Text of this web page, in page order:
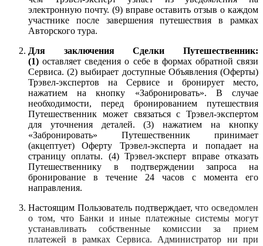
электронную почту. (9) вправе оставить отзыв о каждом
участнике после завершения путешествия в рамках
Авторского тура.
Для заключения Сделки Путешественник:
(1)оставляет сведения о себе в формах обратной связи
Сервиса. (2) выбирает доступные Объявления (Оферты)
Трэвел-экспертов на Сервисе и бронирует место,
нажатием на кнопку «Забронировать». В случае
необходимости, перед бронированием путешествия
Путешественник может связаться с Трэвел-экспертом
для уточнения деталей. (3) нажатием на кнопку
«Забронировать» Путешественник принимает
(акцептует) Оферту Трэвел-эксперта и попадает на
страницу оплаты. (4) Трэвел-эксперт вправе отказать
Путешественнику в подтверждении запроса на
бронирование в течение 24 часов с момента его
направления.
Настоящим Пользователь подтверждает, что осведомлен
о том, что Банки и иные платежные системы могут
устанавливать собственные комиссии за прием
платежей в рамках Сервиса. Администратор ни при